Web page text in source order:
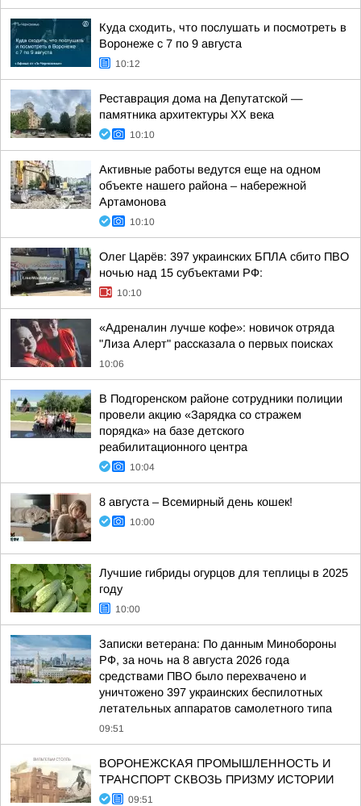
Куда сходить, что послушать и посмотреть в
Воронеже с 7 по 9 августа
10:12
Реставрация дома на Депутатской —
памятника архитектуры ХХ века
10:10
Активные работы ведутся еще на одном
объекте нашего района – набережной
Артамонова
10:10
Олег Царёв: 397 украинских БПЛА сбито ПВО
ночью над 15 субъектами РФ:
10:10
«Адреналин лучше кофе»: новичок отряда
"Лиза Алерт" рассказала о первых поисках
10:06
В Подгоренском районе сотрудники полиции
провели акцию «Зарядка со стражем
порядка» на базе детского
реабилитационного центра
10:04
8 августа – Всемирный день кошек!
10:00
Лучшие гибриды огурцов для теплицы в 2025
году
10:00
Записки ветерана: По данным Минобороны
РФ, за ночь на 8 августа 2026 года
средствами ПВО было перехвачено и
уничтожено 397 украинских беспилотных
летательных аппаратов самолетного типа
09:51
ВОРОНЕЖСКАЯ ПРОМЫШЛЕННОСТЬ И
ТРАНСПОРТ СКВОЗЬ ПРИЗМУ ИСТОРИИ
09:51